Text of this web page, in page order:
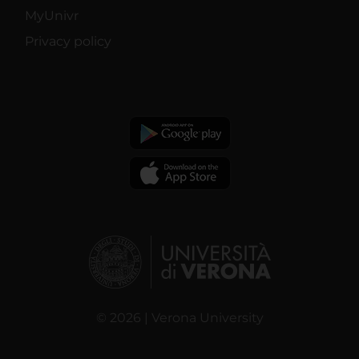
MyUnivr
Privacy policy
© 2026 | Verona University